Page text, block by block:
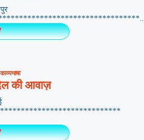
काव्यभाषा
की आवाज़